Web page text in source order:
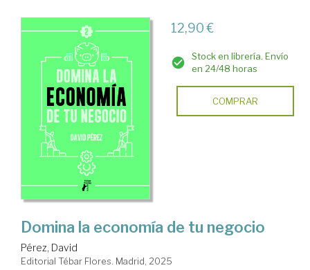
12,90 €
Stock en librería. Envío
en 24/48 horas
COMPRAR
Domina la economía de tu negocio
Pérez, David
Editorial Tébar Flores. Madrid, 2025